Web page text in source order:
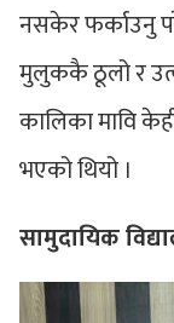
नसकेर फर्काउनु
मुलुककै ठूलो र
कालिका मावि
भएको थियो ।
सामुदायिक